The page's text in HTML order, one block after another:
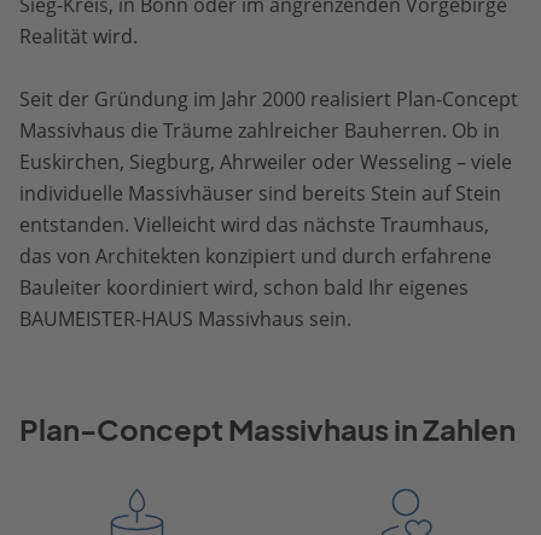
Realität wird.
Seit der Gründung im Jahr 2000 realisiert Plan-Concept
Massivhaus die Träume zahlreicher Bauherren. Ob in
Euskirchen, Siegburg, Ahrweiler oder Wesseling – viele
individuelle Massivhäuser sind bereits Stein auf Stein
entstanden. Vielleicht wird das nächste Traumhaus,
das von Architekten konzipiert und durch erfahrene
Bauleiter koordiniert wird, schon bald Ihr eigenes
BAUMEISTER-HAUS Massivhaus sein.
Plan-Concept Massivhaus in Zahlen